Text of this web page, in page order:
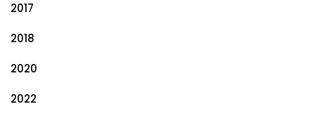
2017
2018
2020
2022